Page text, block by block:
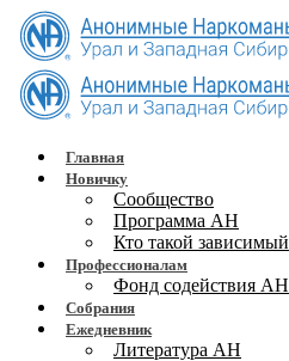
Главная
Новичку
Сообщество
Программа АН
Кто такой зависимый
Профессионалам
Фонд содействия АН
Собрания
Ежедневник
Литература АН